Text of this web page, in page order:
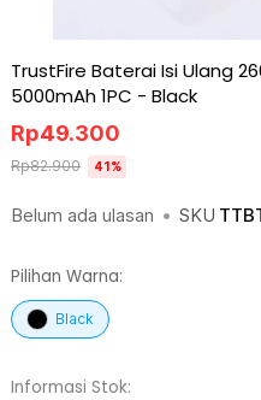
TrustFire Baterai Isi Ulang
5000mAh 1PC - Black
Belum ada ulasan • SKU
Rp49.300
Rp82.900 41%
Pilihan Warna:
Black
Informasi Stok: